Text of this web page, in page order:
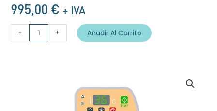
995,00 € + IVA
-
modelo
+ Añadir Al Carrito